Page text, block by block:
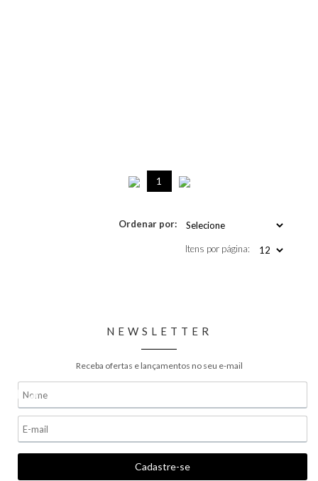
1
Ordenar por:
Itens por página:
NEWSLETTER
Receba ofertas e lançamentos no seu e-mail